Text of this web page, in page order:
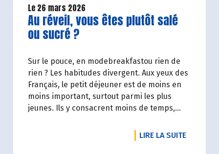
Le 26 mars 2026
Lire la suite de l'article
Au réveil, vous êtes plutôt salé
ou sucré ?
Sur le pouce, en modebreakfastou rien de
rien ? Les habitudes divergent. Aux yeux des
Français, le petit déjeuner est de moins en
moins important, surtout parmi les plus
jeunes. Ils y consacrent moins de temps,
LIRE LA SUITEDE